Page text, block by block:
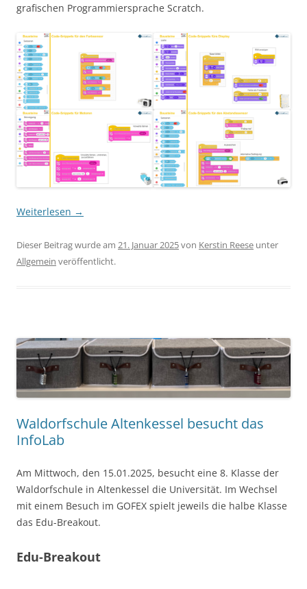
grafischen Programmiersprache Scratch.
Weiterlesen →
Dieser Beitrag wurde am 21. Januar 2025von Kerstin Reese unter
Allgemein veröffentlicht.
Waldorfschule Altenkessel besucht das
InfoLab
Am Mittwoch, den 15.01.2025, besucht eine 8. Klasse der
Waldorfschule in Altenkessel die Universität. Im Wechsel
mit einem Besuch im GOFEX spielt jeweils die halbe Klasse
das Edu-Breakout.
Edu-Breakout